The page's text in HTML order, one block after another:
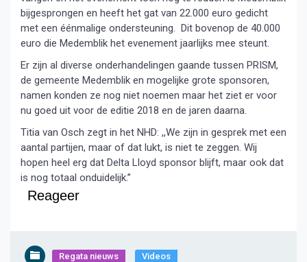
bijgesprongen en heeft het gat van 22.000 euro gedicht
met een éénmalige ondersteuning. Dit bovenop de 40.000
euro die Medemblik het evenement jaarlijks mee steunt.
Er zijn al diverse onderhandelingen gaande tussen PRISM,
de gemeente Medemblik en mogelijke grote sponsoren,
namen konden ze nog niet noemen maar het ziet er voor
nu goed uit voor de editie 2018 en de jaren daarna.
Titia van Osch zegt in het NHD: ,,We zijn in gesprek met een
aantal partijen, maar of dat lukt, is niet te zeggen. Wij
hopen heel erg dat Delta Lloyd sponsor blijft, maar ook dat
is nog totaal onduidelijk.’’
Reageer
Regata nieuws Videos